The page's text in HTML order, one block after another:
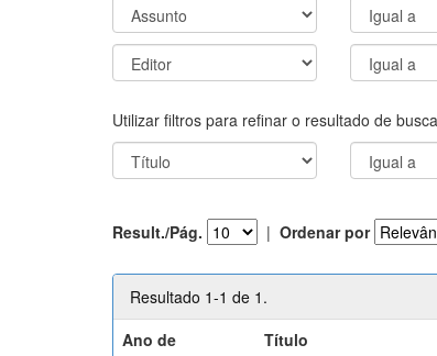
Utilizar filtros para refinar o resultado de
Result./Pág. | Ordenar por
Resultado 1-1 de 1.
Ano de
Título